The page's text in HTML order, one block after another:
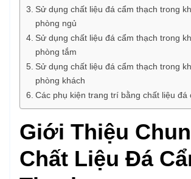
Sử dụng chất liệu đá cẩm thạch trong
phòng ngủ
Sử dụng chất liệu đá cẩm thạch trong
phòng tắm
Sử dụng chất liệu đá cẩm thạch trong
phòng khách
Các phụ kiện trang trí bằng chất liệu đá
Giới Thiệu
Chất Liệu Đá